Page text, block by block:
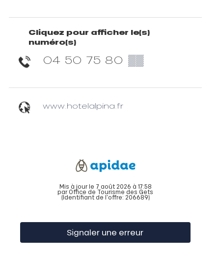
Cliquez pour afficher le(s)
numéro(s)
04 50 75 80 ▒▒
www.hotelalpina.fr
Mis à jour le 7 août 2026 à 17:58
par Office de Tourisme des Gets
(Identifiant de l'offre: 206689)
Signaler une erreur